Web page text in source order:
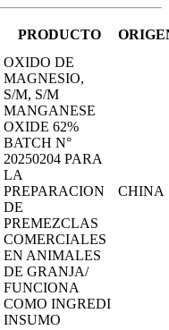
PRODUCTO
OXIDO DE
MAGNESIO,
S/M, S/M
MANGANESE
OXIDE 62%
BATCH N°
20250204 PARA
LA
PREPARACION
DE
PREMEZCLAS
COMERCIALES
EN ANIMALES
DE GRANJA/
FUNCIONA
COMO INGREDI
INSUMO
CHINA